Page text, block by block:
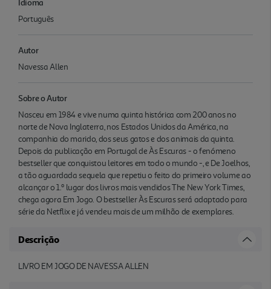
Português
Autor
Navessa Allen
Sobre o Autor
Nasceu em 1984 e vive numa quinta histórica com 200 anos no
norte de Nova Inglaterra, nos Estados Unidos da América, na
companhia do marido, dos seus gatos e dos animais da quinta.
Depois da publicação em Portugal de Às Escuras - o fenómeno
bestseller que conquistou leitores em todo o mundo -, e De Joelhos,
a tão aguardada sequela que repetiu o feito do primeiro volume ao
alcançar o 1.º lugar dos livros mais vendidos The New York Times,
chega agora Em Jogo. O bestseller Às Escuras será adaptado para
série da Netflix e já vendeu mais de um milhão de exemplares.
Descrição
LIVRO EM JOGO DE NAVESSA ALLEN